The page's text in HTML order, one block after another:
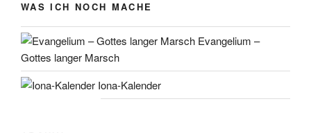
WAS ICH NOCH MACHE
Evangelium –
Gottes langer Marsch
Iona-Kalender